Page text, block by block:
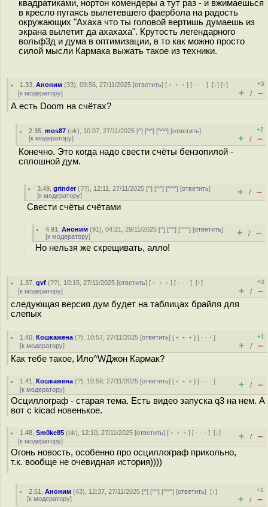
квадратиками, нортон комендеры а тут раз - и вжимаешься
в кресло пугаясь вылетевшего фаербола на радость
окружающих "Ахаха что ты головой вертишь думаешь из
экрана вылетит да ахахаха". Крутость легендарного
вольф3д и дума в оптимизации, в то как можно просто
силой мысли Кармака выжать такое из техники.
1.33 ,Аноним (33), 09:56, 27/11/2025 [ответить] [ ﹢﹢﹢] [ · · ·][↓] [↑]
[к модератору]
+3
+ / –
А есть Doom на счётах?
2.35 ,mos87 (ok), 10:07, 27/11/2025 [^] [^^] [^^^] [ответить]
[к модератору]
+2
+ / –
Конечно. Это когда надо свести счёты бензопилой -
сплошной дум.
3.49 ,grinder(??), 12:11, 27/11/2025 [^] [^^] [^^^] [ответить]
[к модератору] + / –
Свести счёты счётами
4.91 ,Аноним (91), 04:21, 29/11/2025 [^] [^^] [^^^] [ответить]
[к модератору] + / –
Но нельзя же скрещивать, алло!
1.37 ,gvf (??), 10:15, 27/11/2025 [ответить] [ ﹢﹢﹢] [ · · ·][↑]
[к модератору]
+3
+ / –
следующая версия дум будет на таблицах брайля для
слепых
1.40 ,Кошкажена (?), 10:57, 27/11/2025 [ответить] [ ﹢﹢﹢] [ · · ·]
[к модератору]
+1
+ / –
Как тебе такое, Ило^WДжон Кармак?
1.41 ,Кошкажена (?), 10:59, 27/11/2025 [ответить] [ ﹢﹢﹢] [ · · ·]
[к модератору] + / –
Осциллограф - старая тема. Есть видео запуска q3 на нем. А
вот с kicad новенькое.
1.48 ,Sm0ke85 (ok), 12:10, 27/11/2025 [ответить] [ ﹢﹢﹢] [ · · ·][↓]
[к модератору] + / –
Огонь новость, особенно про осциллограф прикольно,
т.к. вообще не очевидная история))))
2.51 ,Аноним (43), 12:37, 27/11/2025 [^] [^^] [^^^] [ответить][↓]
[к модератору]
+1
+ / –